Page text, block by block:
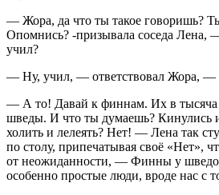
— Жора, да что ты такое говоришь?
Опомнись? -призывала соседа Лена,
учил?
— Ну, учил, — ответствовал Жора, —
— А то! Давай к финнам. Их в тысяча
шведы. И что ты думаешь? Кинулись
холить и лелеять? Нет! — Лена так
по столу, припечатывая своё «Нет»,
от неожиданности, — Финны у
особенно простые люди, вроде нас с